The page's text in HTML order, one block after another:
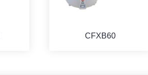
CFXB60